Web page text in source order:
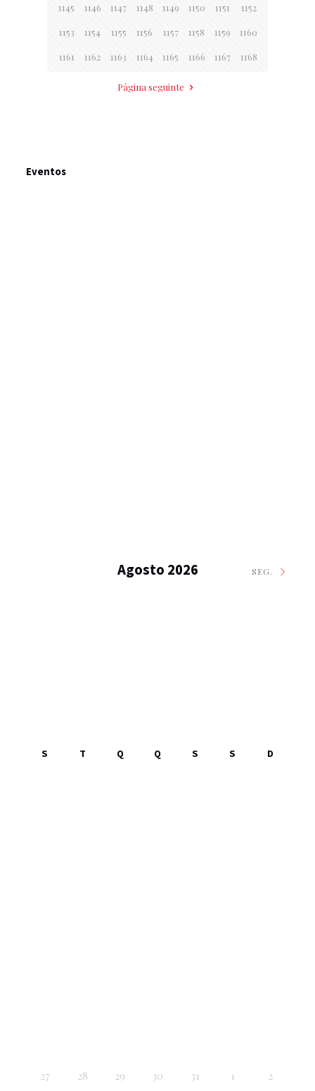
1145 1146 1147 1148 1149 1150 1151 1152
1153 1154 1155 1156 1157 1158 1159 1160
1161 1162 1163 1164 1165 1166 1167 1168
Página seguinte
Eventos
Agosto 2026 SEG.
S T Q Q S S D
27 28 29 30 31 1 2